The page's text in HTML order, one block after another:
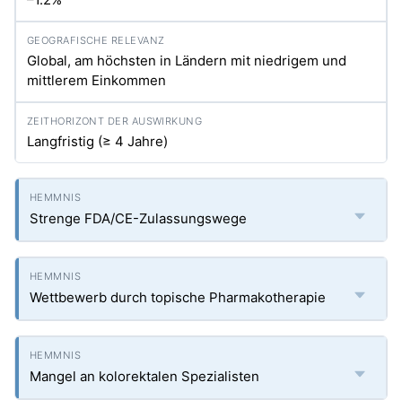
Global, am höchsten in Ländern mit niedrigem und
mittlerem Einkommen
Langfristig (≥ 4 Jahre)
Strenge FDA/CE-Zulassungswege
Wettbewerb durch topische Pharmakotherapie
Mangel an kolorektalen Spezialisten